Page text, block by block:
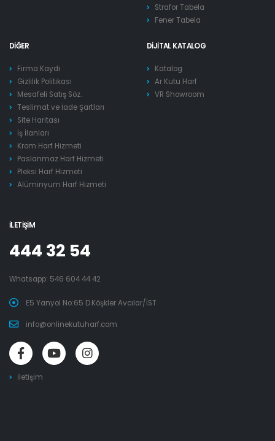
Strafor Tabela
Fener Tabela
DIĞER
Firma Kaydı
Gizlilik Politikası
Mesafeli Satış Söz.
Teslimat ve İade Şartları
Site Haritası
İş İlanları
Krom Harf Hizmeti
Paslanmaz Harf Hizmeti
Pleksi Harf Hizmeti
Alüminyum Harf Hizmeti
DIJITAL KATALOG
Katalog
Ar Kutu Harf
VR Showroom
İLETIŞIM
444 32 54
Whatsapp: 546 604 44 42
E5 Yanyol No:65 D.Köşkler Avcılar/İST
info@onlinekutuharf.com
İletişim